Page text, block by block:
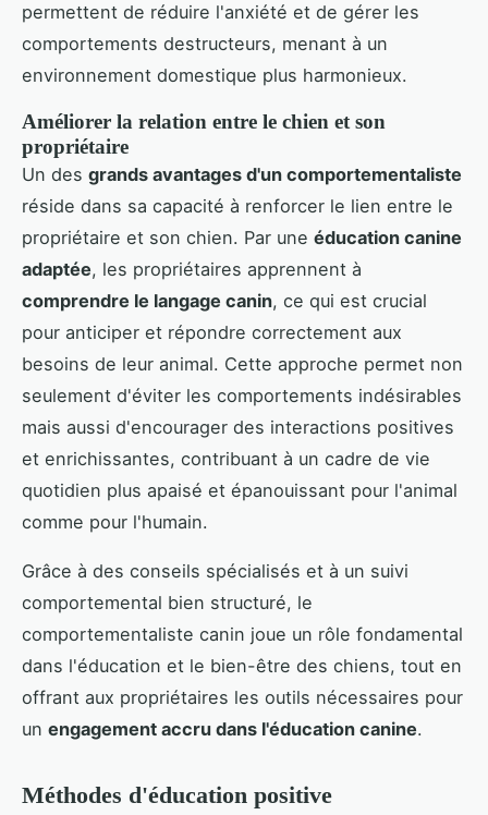
permettent de réduire l'anxiété et de gérer les
comportements destructeurs, menant à un
environnement domestique plus harmonieux.
Améliorer la relation entre le chien et son
propriétaire
Un des grands avantages d'un comportementaliste
réside dans sa capacité à renforcer le lien entre le
propriétaire et son chien. Par une éducation canine
adaptée, les propriétaires apprennent à
comprendre le langage canin, ce qui est crucial
pour anticiper et répondre correctement aux
besoins de leur animal. Cette approche permet non
seulement d'éviter les comportements indésirables
mais aussi d'encourager des interactions positives
et enrichissantes, contribuant à un cadre de vie
quotidien plus apaisé et épanouissant pour l'animal
comme pour l'humain.
Grâce à des conseils spécialisés et à un suivi
comportemental bien structuré, le
comportementaliste canin joue un rôle fondamental
dans l'éducation et le bien-être des chiens, tout en
offrant aux propriétaires les outils nécessaires pour
un engagement accru dans l'éducation canine.
Méthodes d'éducation positive